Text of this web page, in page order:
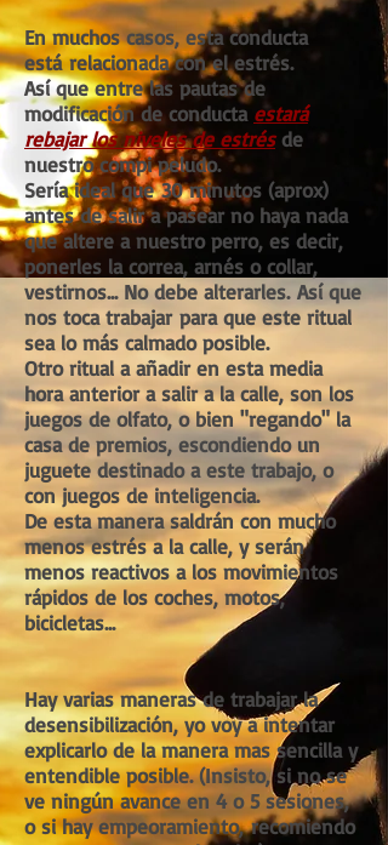
En muchos casos, esta conducta
está relacionada con el estrés.
Así que entre las pautas de
modificación de conducta estará
rebajar los niveles de estrésde
nuestro compi peludo.
Sería ideal que 30 minutos (aprox)
antes de salir a pasear no haya nada
que altere a nuestro perro, es decir,
ponerles la correa, arnés o collar,
vestirnos... No debe alterarles. Así que
nos toca trabajar para que este ritual
sea lo más calmado posible.
Otro ritual a añadir en esta media
hora anterior a salir a la calle, son los
juegos de olfato, o bien "regando" la
casa de premios, escondiendo un
juguete destinado a este trabajo, o
con juegos de inteligencia.
De esta manera saldrán con mucho
menos estrés a la calle, y serán
menos reactivos a los movimientos
rápidos de los coches, motos,
bicicletas...
Hay varias maneras de trabajar la
desensibilización, yo voy a intentar
explicarlo de la manera mas sencilla y
entendible posible. (Insisto, si no se
ve ningún avance en 4 o 5 sesiones,
o si hay empeoramiento, recomiendo